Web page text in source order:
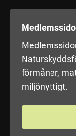
förmåner,
miljönyttigt.